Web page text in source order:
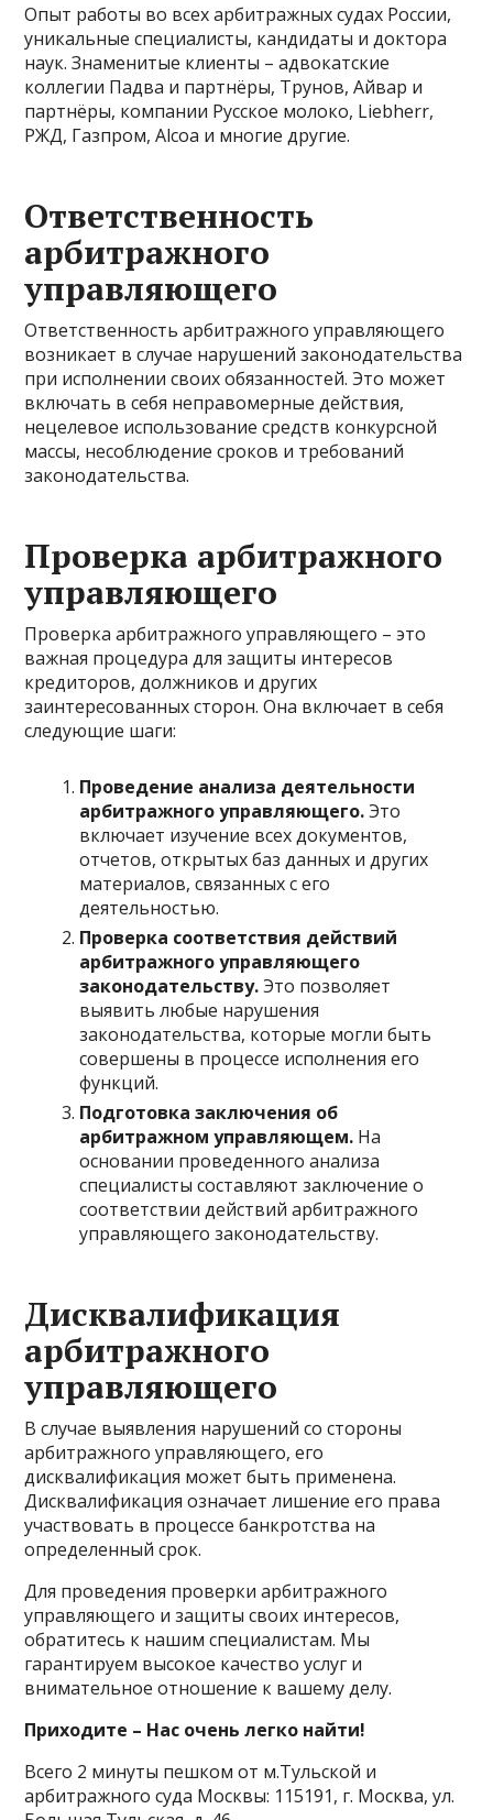
Опыт работы во всех арбитражных судах России,
уникальные специалисты, кандидаты и доктора
наук. Знаменитые клиенты – адвокатские
коллегии Падва и партнёры, Трунов, Айвар и
партнёры, компании Русское молоко, Liebherr,
РЖД, Газпром, Alcoa и многие другие.
Ответственность
арбитражного
управляющего
Ответственность арбитражного управляющего
возникает в случае нарушений законодательства
при исполнении своих обязанностей. Это может
включать в себя неправомерные действия,
нецелевое использование средств конкурсной
массы, несоблюдение сроков и требований
законодательства.
Проверка арбитражного
управляющего
Проверка арбитражного управляющего – это
важная процедура для защиты интересов
кредиторов, должников и других
заинтересованных сторон. Она включает в себя
следующие шаги:
Проведение анализа деятельности
арбитражного управляющего.Это
включает изучение всех документов,
отчетов, открытых баз данных и других
материалов, связанных с его
деятельностью.
Проверка соответствия действий
арбитражного управляющего
законодательству.Это позволяет
выявить любые нарушения
законодательства, которые могли быть
совершены в процессе исполнения его
функций.
Подготовка заключения об
арбитражном управляющем. На
основании проведенного анализа
специалисты составляют заключение о
соответствии действий арбитражного
управляющего законодательству.
Дисквалификация
арбитражного
управляющего
В случае выявления нарушений со стороны
арбитражного управляющего, его
дисквалификация может быть применена.
Дисквалификация означает лишение его права
участвовать в процессе банкротства на
определенный срок.
Для проведения проверки арбитражного
управляющего и защиты своих интересов,
обратитесь к нашим специалистам. Мы
гарантируем высокое качество услуг и
внимательное отношение к вашему делу.
Приходите – Нас очень легко найти!
Всего 2 минуты пешком от м.Тульской и
арбитражного суда Москвы: 115191, г. Москва, ул.